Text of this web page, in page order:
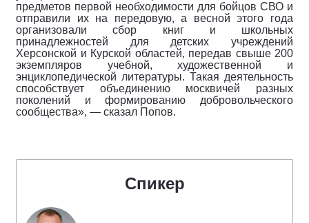
предметов первой необходимости для бойцов СВО и
отправили их на передовую, а весной этого года
организовали сбор книг и школьных
принадлежностей для детских учреждений
Херсонской и Курской областей, передав свыше 200
экземпляров учебной, художественной и
энциклопедической литературы. Такая деятельность
способствует объединению москвичей разных
поколений и формированию добровольческого
сообщества», — сказал Попов.
Спикер